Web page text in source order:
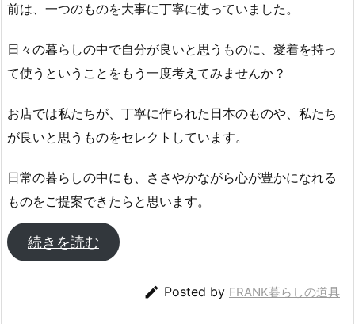
前は、一つのものを大事に丁寧に使っていました。
日々の暮らしの中で自分が良いと思うものに、愛着を持っ
て使うということをもう一度考えてみませんか？
お店では私たちが、丁寧に作られた日本のものや、私たち
が良いと思うものをセレクトしています。
日常の暮らしの中にも、ささやかながら心が豊かになれる
ものをご提案できたらと思います。
続きを読む
 Posted by FRANK暮らしの道具